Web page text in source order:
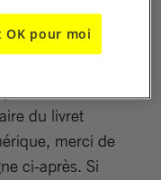
droits humains
référence, tels
enseignants,
du livret
merci de
ci-après. Si
OK pour moi